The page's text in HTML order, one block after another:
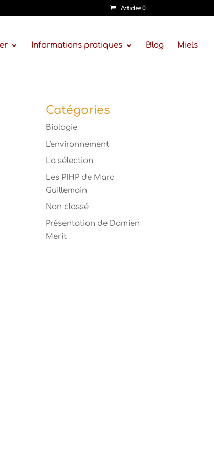
Articles 0
Informations pratiques Blog Miels
Catégories
Biologie
L'environnement
La sélection
Les PIHP de Marc
Guillemain
Non classé
Présentation de Damien
Merit